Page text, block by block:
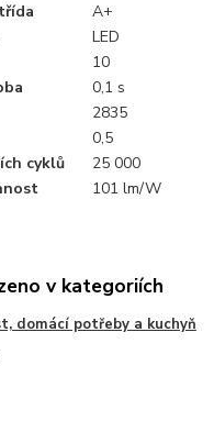
A+
LED
10
0,1 s
2835
0,5
cyklů
25 000
101 lm/W
v kategoriích
domácí potřeby a kuchyň